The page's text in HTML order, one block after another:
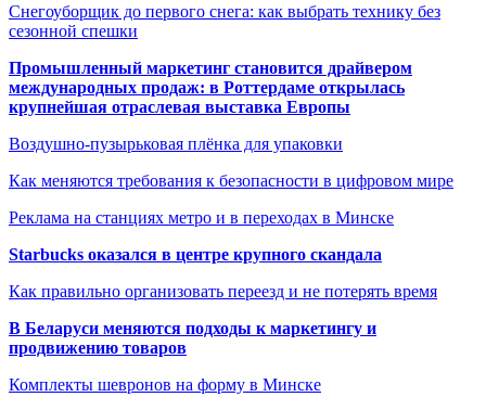
Снегоуборщик до первого снега: как выбрать технику без
сезонной спешки
Промышленный маркетинг становится драйвером
международных продаж: в Роттердаме открылась
крупнейшая отраслевая выставка Европы
Воздушно-пузырьковая плёнка для упаковки
Как меняются требования к безопасности в цифровом мире
Реклама на станциях метро и в переходах в Минске
Starbucks оказался в центре крупного скандала
Как правильно организовать переезд и не потерять время
В Беларуси меняются подходы к маркетингу и
продвижению товаров
Комплекты шевронов на форму в Минске